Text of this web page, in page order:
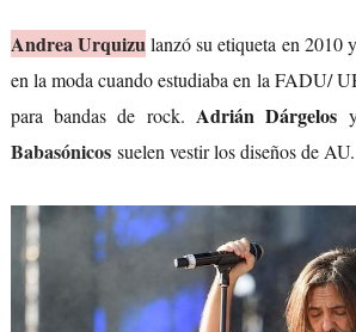
Andrea Urquizu lanzó su etiqueta en 2010
en la moda cuando estudiaba en la FADU/
para bandas de rock. Adrián Dárgelos
Babasónicossuelen vestir los diseños de AU.